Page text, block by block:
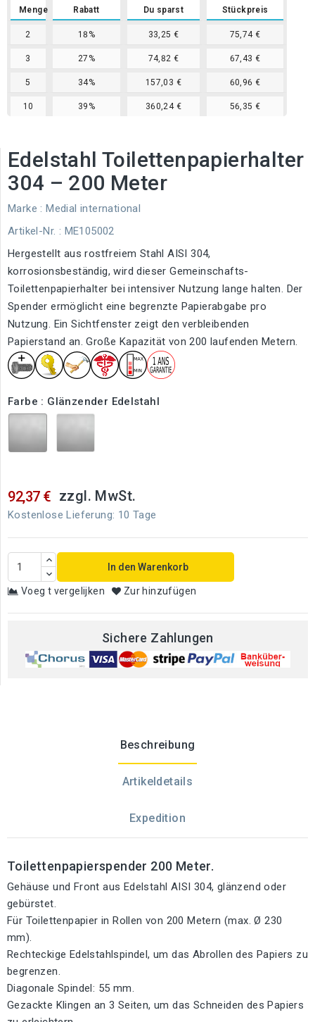
Menge Rabatt Du sparst Stückpreis
2 18% 33,25 € 75,74 €
3 27% 74,82 € 67,43 €
5 34% 157,03 € 60,96 €
10 39% 360,24 € 56,35 €
Edelstahl Toilettenpapierhalter
304 – 200 Meter
Marke : Medial international
Artikel-Nr. : ME105002
Hergestellt aus rostfreiem Stahl AISI 304,
korrosionsbeständig, wird dieser Gemeinschafts-
Toilettenpapierhalter bei intensiver Nutzung lange halten. Der
Spender ermöglicht eine begrenzte Papierabgabe pro
Nutzung. Ein Sichtfenster zeigt den verbleibenden
Papierstand an. Große Kapazität von 200 laufenden Metern.
Farbe : Glänzender Edelstahl
GlänzenderGebürsteter
92,37 € zzgl. MwSt.
Kostenlose Lieferung: 10 Tage
In den Warenkorb
Voeg t vergelijken Zur hinzufügen
Sichere Zahlungen
Beschreibung
Artikeldetails
Expedition
Toilettenpapierspender 200 Meter.
Gehäuse und Front aus Edelstahl AISI 304, glänzend oder
gebürstet.
Für Toilettenpapier in Rollen von 200 Metern (max. Ø 230
mm).
Rechteckige Edelstahlspindel, um das Abrollen des Papiers zu
begrenzen.
Diagonale Spindel: 55 mm.
Gezackte Klingen an 3 Seiten, um das Schneiden des Papiers